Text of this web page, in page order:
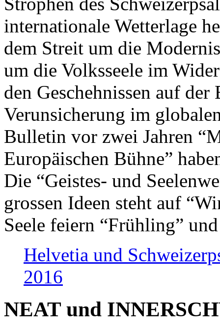
internationale Wetterlage
dem Streit um die
um die Volksseele im
den Geschehnissen auf
Verunsicherung im
Bulletin vor zwei Jahren
Europäischen Bühne”
Die “Geistes- und
grossen Ideen steht auf
Seele feiern “Frühling”
Helvetia und
2016
NEAT und